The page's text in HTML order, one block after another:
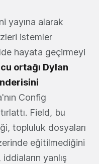
yayına alarak
istemler
hayata geçirmeyi
ortağı Dylan
Config
Field, bu
topluluk dosyaları
eğitilmediğini
yanlış